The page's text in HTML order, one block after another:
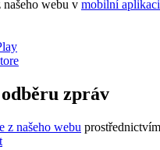
našeho webu v mobilní
zpráv
z našeho webu